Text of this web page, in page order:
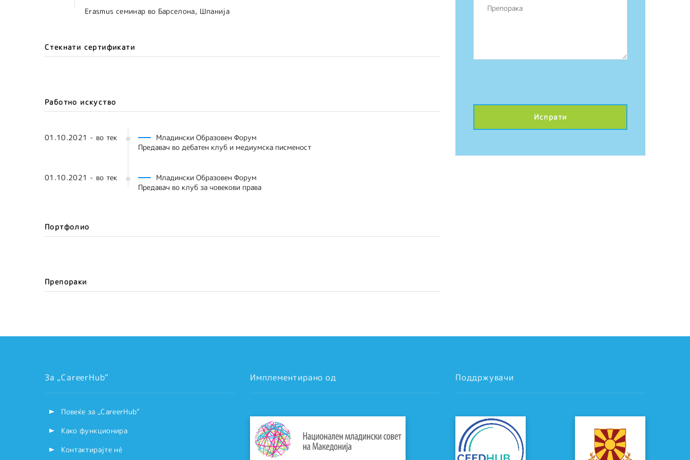
Erasmus семинар во Барселона, Шпанија
Стекнати сертификати
Работно искуство
01.10.2021 - во тек
Младински Образовен Форум
Предавач во дебатен клуб и медиумска писменост
01.10.2021 - во тек
Младински Образовен Форум
Предавач во клуб за човекови права
Портфолио
Препораки
За „CareerHub“
Повеќе за „CareerHub“
Како функционира
Контактирајте нѐ
Имплементирано од Поддржувачи